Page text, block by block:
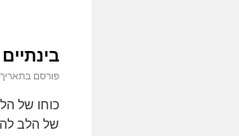
פורסם בתאריך
כוחו של
של הלב